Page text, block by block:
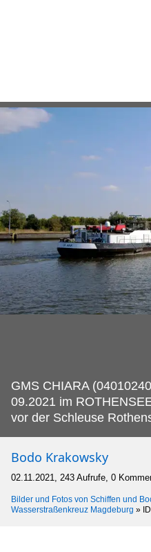
GMS CHIARA
09.2021 im
vor der Schleuse
Bodo Krakowsky
02.11.2021, 243 Aufrufe, 0
Bilder und Fotos von Schiffen und
Wasserstraßenkreuz Magdeburg »